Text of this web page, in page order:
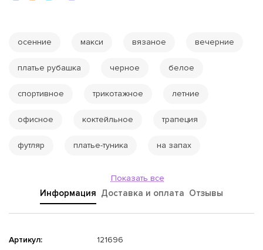
осенние макси вязаное вечерние
платье рубашка черное белое
спортивное трикотажное летние
офисное коктейльное трапеция
футляр платье-туника на запах
Показать все
Информация Доставка и оплата Отзывы
Артикул: 121696